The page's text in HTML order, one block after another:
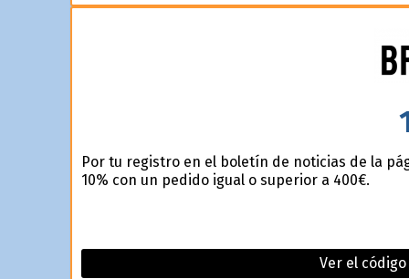
Por tu registro en el boletín de noticias de la
10% con un pedido igual o superior a 400€.
Ver el